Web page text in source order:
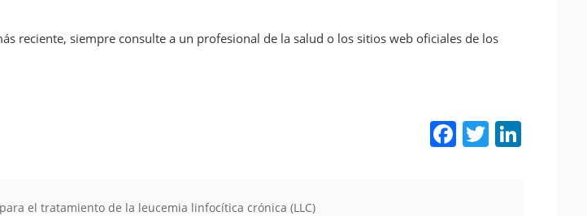
reciente, siempre consulte a un profesional de la salud o los sitios web oficiales de los
Facebook Twitter
el tratamiento de la leucemia linfocítica crónica (LLC)